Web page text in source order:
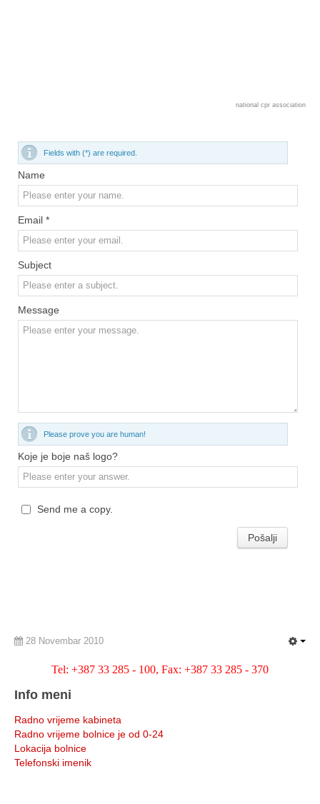
national cpr association
Fields with (*) are required.
Name
Email *
Subject
Message
Please prove you are human!
Koje je boje naš logo?
Send me a copy.
Pošalji
28 Novembar 2010
Tel: +387 33 285 - 100, Fax: +387 33 285 - 370
Info meni
Radno vrijeme kabineta
Radno vrijeme bolnice je od 0-24
Lokacija bolnice
Telefonski imenik